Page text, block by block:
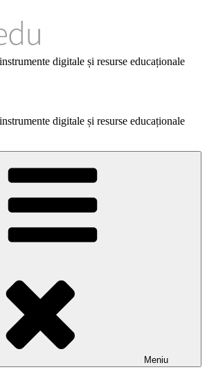
digitale și resurse educaționale
digitale și resurse educaționale
Meniu